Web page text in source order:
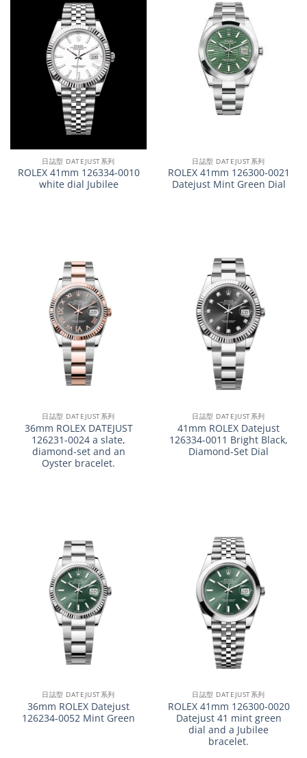
日誌型 DATEJUST系列
ROLEX 41mm 126334-0010
white dial Jubilee
日誌型 DATEJUST系列
ROLEX 41mm 126300-0021
Datejust Mint Green Dial
日誌型 DATEJUST系列
36mm ROLEX DATEJUST
126231-0024 a slate,
diamond-set and an
Oyster bracelet.
日誌型 DATEJUST系列
41mm ROLEX Datejust
126334-0011 Bright Black,
Diamond-Set Dial
日誌型 DATEJUST系列
36mm ROLEX Datejust
126234-0052 Mint Green
日誌型 DATEJUST系列
ROLEX 41mm 126300-0020
Datejust 41 mint green
dial and a Jubilee
bracelet.